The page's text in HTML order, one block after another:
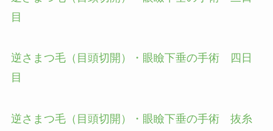
目
逆さまつ毛（目頭切開）・眼瞼下垂の手術 四日
目
逆さまつ毛（目頭切開）・眼瞼下垂の手術 抜糸